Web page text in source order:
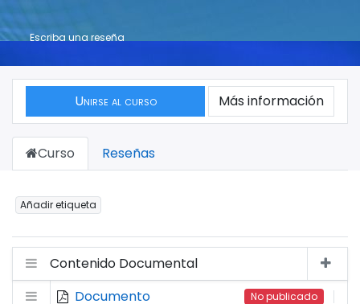
Escriba una reseña
Unirse al curso Más información
Curso Reseñas
Añadir etiqueta
Contenido Documental
Documento
No publicado